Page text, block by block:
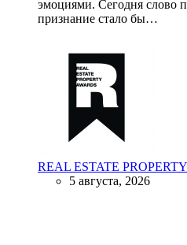
эмоциями. Сегодня слово
признание стало бы…
REAL ESTATE
5 августа, 2026